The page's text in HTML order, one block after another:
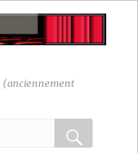
(anciennement